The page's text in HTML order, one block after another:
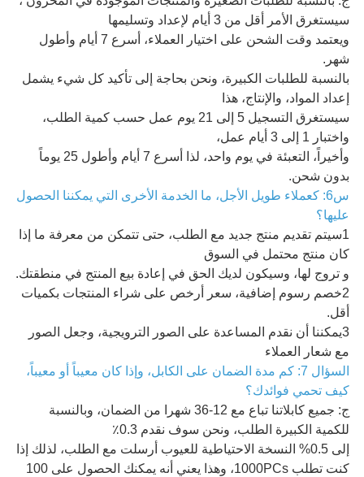
سيستغرق الأمر أقل من 3 أيام لإعداد وتسليمها
ويعتمد وقت الشحن على اختيار العملاء، أسرع 7 أيام وأطول
شهر.
بالنسبة للطلبات الكبيرة، ونحن بحاجة إلى تأكيد كل شيء يشمل
إعداد المواد، والإنتاج، هذا
سيستغرق التسجيل 5 إلى 21 يوم عمل حسب كمية الطلب،
واختبار 1 إلى 3 أيام عمل،
وأخيراً، التعبئة في يوم واحد، لذا أسرع 7 أيام وأطول 25 يوماً
بدون شحن.
س6: كعملاء طويل الأجل، ما الخدمة الأخرى التي يمكننا الحصول
عليها؟
1سيتم تقديم منتج جديد مع الطلب، حتى تتمكن من معرفة ما إذا
كان منتج محتمل في السوق
و تروج لها، وسيكون لديك الحق في إعادة بيع المنتج في منطقتك.
2خصم رسوم إضافية، سعر أرخص على شراء المنتجات بكميات
أقل.
3يمكننا أن نقدم المساعدة على الصور الترويجية، وجعل الصور
مع شعار العملاء
السؤال 7: كم مدة الضمان على الكابل، وإذا كان معيباً أو معيباً،
كيف تحمي فوائدك؟
ج: جميع كابلاتنا تباع مع 12-36 شهرا من الضمان، وبالنسبة
للكمية الكبيرة الطلب، ونحن سوف نقدم 0.3٪
إلى 0.5% النسخة الاحتياطية للعيوب أرسلت مع الطلب، لذلك إذا
كنت تطلب 1000PCs، وهذا يعني أنه يمكنك الحصول على 100